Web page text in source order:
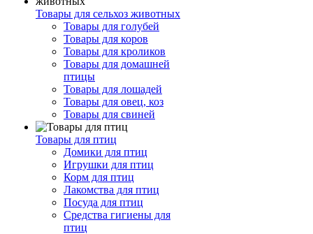
Товары для сельхоз животных
Товары для голубей
Товары для коров
Товары для кроликов
Товары для домашней
птицы
Товары для лошадей
Товары для овец, коз
Товары для свиней
Товары для птиц
Домики для птиц
Игрушки для птиц
Корм для птиц
Лакомства для птиц
Посуда для птиц
Средства гигиены для
птиц